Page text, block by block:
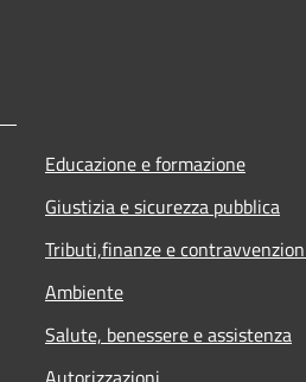
Educazione e formazione
Giustizia e sicurezza pubblica
Tributi,finanze e
Ambiente
Salute, benessere e assistenza